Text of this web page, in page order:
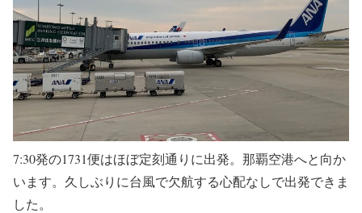
7:30発の1731便はほぼ定刻通りに出発。那覇空港へと向か
います。久しぶりに台風で欠航する心配なしで出発できま
した。